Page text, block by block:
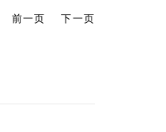
前一页 下一页